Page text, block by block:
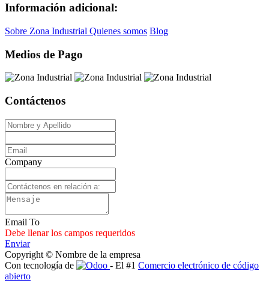
Información adicional:
Sobre Zona Industrial Quienes somos Blog
Medios de Pago
Contáctenos
Company
Email To
Debe llenar los campos requeridos
Enviar
Copyright © Nombre de la empresa
Con tecnología de
- El #1 Comercio electrónico de código
abierto